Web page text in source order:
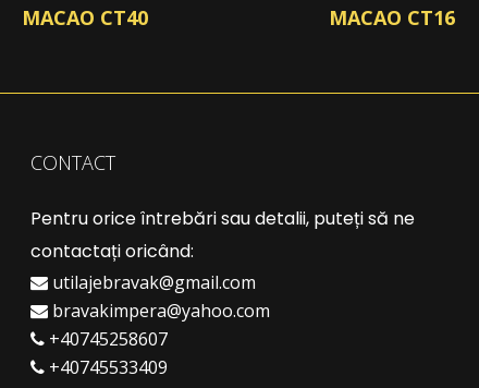
MACAO CT40
MACAO CT16
CONTACT
Pentru orice întrebări sau detalii, puteți să ne
contactați oricând:
utilajebravak@gmail.com
bravakimpera@yahoo.com
+40745258607
+40745533409